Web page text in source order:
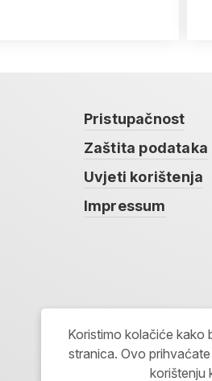
Pristupačnost
Zaštita podataka
Uvjeti korištenja
Impressum
Koristimo kolačiće kako
stranica. Ovo
korištenju